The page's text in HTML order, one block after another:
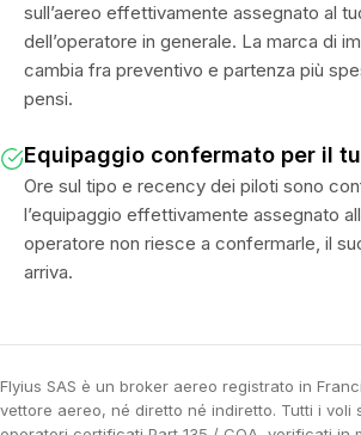
sull’aereo effettivamente assegnato al
dell’operatore in generale. La marca di
cambia fra preventivo e partenza più
pensi.
Equipaggio confermato per il
Ore sul tipo e recency dei piloti sono
l’equipaggio effettivamente assegnato
operatore non riesce a confermarle, il
arriva.
Flyius SAS è un broker aereo registrato in
vettore aereo, né diretto né indiretto. Tutti i voli